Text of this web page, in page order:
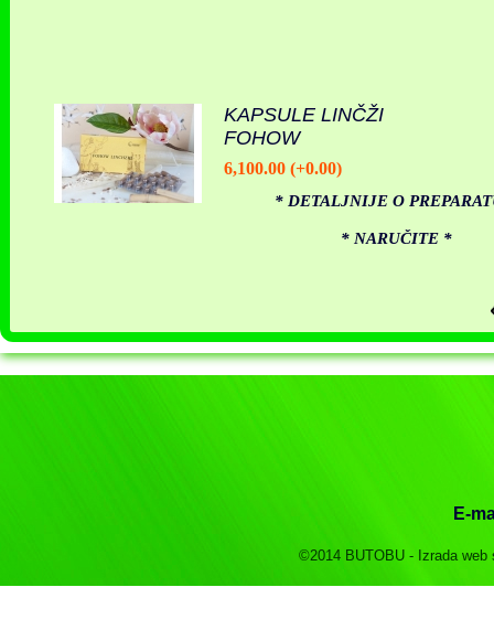
KAPSULE LINČŽI
FOHOW
6,100.00 (+0.00)
* DETALJNIJE O
* NARUČITE *
E-
©2014 BUTOBU - Izrada